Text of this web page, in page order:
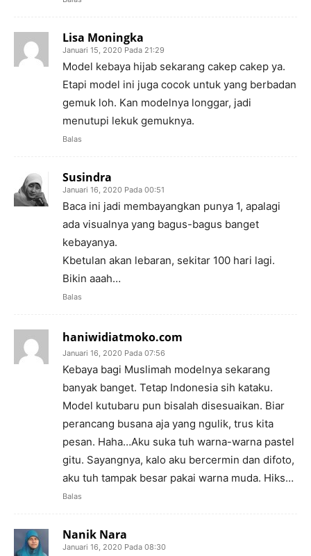
Lisa Moningka
Januari 15, 2020 Pada 21:29
Model kebaya hijab sekarang cakep cakep ya.
Etapi model ini juga cocok untuk yang berbadan
gemuk loh. Kan modelnya longgar, jadi
menutupi lekuk gemuknya.
Balas
Susindra
Januari 16, 2020 Pada 00:51
Baca ini jadi membayangkan punya 1, apalagi
ada visualnya yang bagus-bagus banget
kebayanya.
Kbetulan akan lebaran, sekitar 100 hari lagi.
Bikin aaah…
Balas
haniwidiatmoko.com
Januari 16, 2020 Pada 07:56
Kebaya bagi Muslimah modelnya sekarang
banyak banget. Tetap Indonesia sih kataku.
Model kutubaru pun bisalah disesuaikan. Biar
perancang busana aja yang ngulik, trus kita
pesan. Haha…Aku suka tuh warna-warna pastel
gitu. Sayangnya, kalo aku bercermin dan difoto,
aku tuh tampak besar pakai warna muda. Hiks…
Balas
Nanik Nara
Januari 16, 2020 Pada 08:30